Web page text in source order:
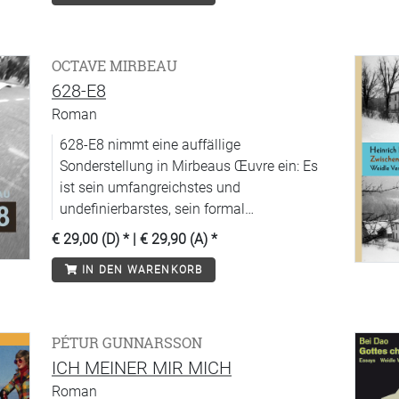
unsterblich verliebt ist? Auf der Suche nach
der allumfassenden Inspiration fährt Andri
nach Paris.
OCTAVE MIRBEAU
628-E8
Roman
628-E8 nimmt eine auffällige
Sonderstellung in Mirbeaus Œuvre ein: Es
ist sein umfangreichstes und
undefinierbarstes, sein formal
dekonstruktivstes und inhaltlich skandal-
trächtigstes, sein heiterstes und zugleich
boshaftestes und das letzte literarische
Hauptfigur darin ist nicht mehr ein Mensch,
sondern eine Maschine, wenn auch mit
Merkmalen eines idealen Lebewesens, ein
€ 29,00 (D) * | € 29,90 (A) *
IN DEN WARENKORB
PÉTUR GUNNARSSON
ICH MEINER MIR MICH
Roman